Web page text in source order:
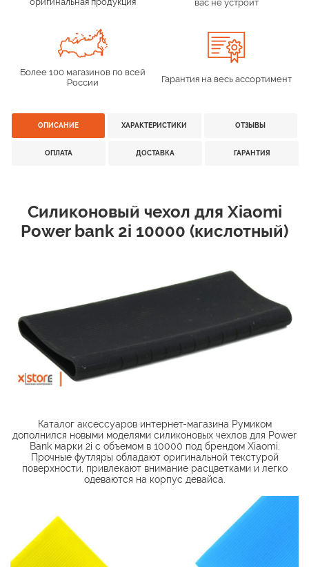
вас не устроит
Более 100 магазинов по всей
России
Гарантия на весь ассортимент
ОПИСАНИЕ ХАРАКТЕРИСТИКИ ОТЗЫВЫ
ОПЛАТА ДОСТАВКА ГАРАНТИЯ
Силиконовый чехол для Xiaomi
Power bank 2i 10000 (кислотный)
Каталог аксессуаров интернет-магазина Румиком
дополнился новыми моделями силиконовых чехлов для Power
Bank марки 2i с объемом в 10000 под брендом Xiaomi.
Прочные футляры обладают оригинальной текстурой
поверхности, привлекают внимание расцветками и легко
одеваются на корпус девайса.